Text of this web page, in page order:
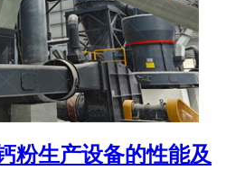
粉生产设备的性能及